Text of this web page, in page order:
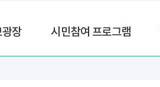
장 시민참여 프로그램